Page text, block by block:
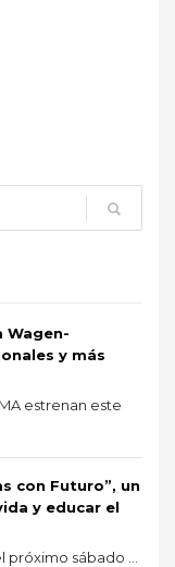
Wagen-
y más
estrenan este
con Futuro”, un
y educar el
próximo sábado ...